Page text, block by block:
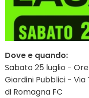
Dove e quando:
Sabato 25 luglio - Ore
Giardini Pubblici -
di Romagna FC